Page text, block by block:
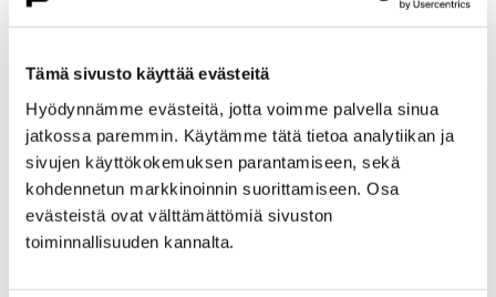
Tämä sivusto käyttää evästeitä
Hyödynnämme evästeitä, jotta voimme palvella sinua
jatkossa paremmin. Käytämme tätä tietoa analytiikan ja
sivujen käyttökokemuksen parantamiseen, sekä
kohdennetun markkinoinnin suorittamiseen. Osa
evästeistä ovat välttämättömiä sivuston
toiminnallisuuden kannalta.
Etusivu Kasvatus ja koulutus
Lukio
Päättyneet hankkeet
Priima
Priima-päivä 25.8. Porissa
Priima-päivä 25.8. Porissa